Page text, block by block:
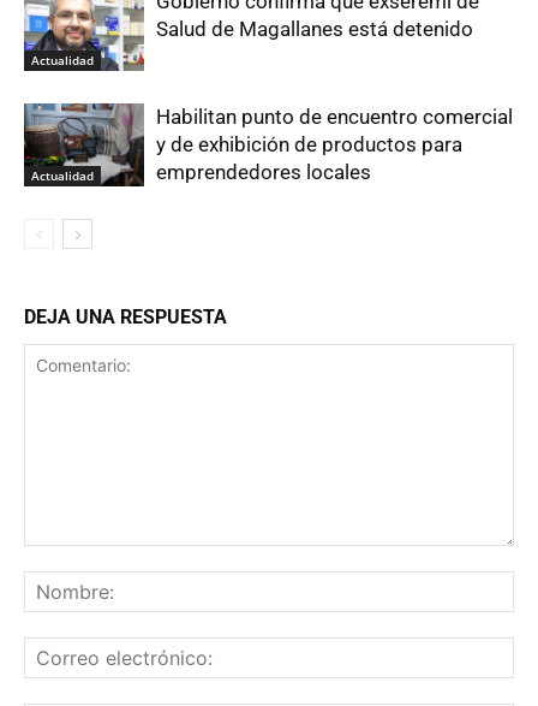
Actualidad
Salud de Magallanes está detenido
Actualidad
Habilitan punto de encuentro comercial
y de exhibición de productos para
emprendedores locales
DEJA UNA RESPUESTA